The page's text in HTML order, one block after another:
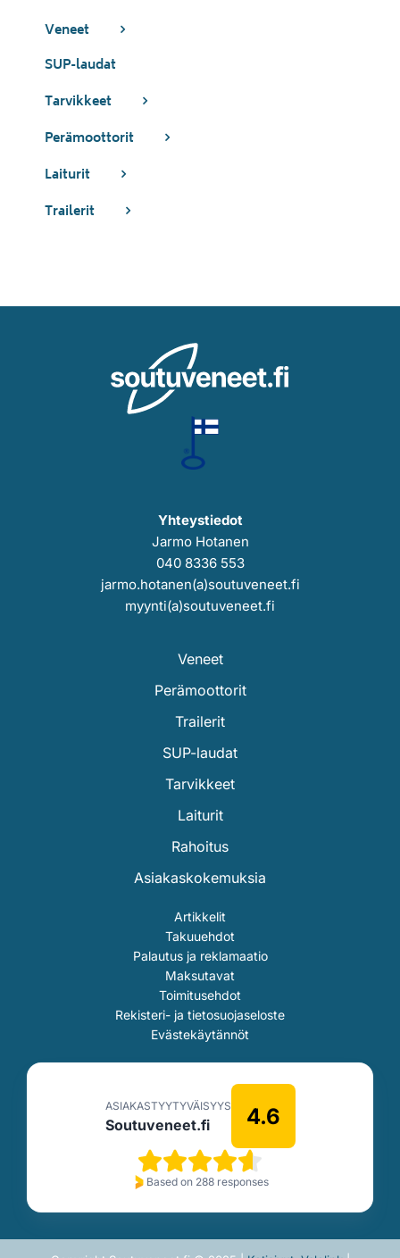
Veneet
SUP-laudat
Tarvikkeet
Perämoottorit
Laiturit
Trailerit
Yhteystiedot
Jarmo Hotanen
040 8336 553
jarmo.hotanen(a)soutuveneet.fi
myynti(a)soutuveneet.fi
Veneet
Perämoottorit
Trailerit
SUP-laudat
Tarvikkeet
Laiturit
Rahoitus
Asiakaskokemuksia
Artikkelit
Takuuehdot
Palautus ja reklamaatio
Maksutavat
Toimitusehdot
Rekisteri- ja tietosuojaseloste
Evästekäytännöt
ASIAKASTYYTYVÄISYYS
Soutuveneet.fi 4.6
Based on 288 responses